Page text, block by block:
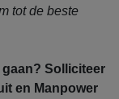
tot de beste
gaan? Solliciteer
en Manpower